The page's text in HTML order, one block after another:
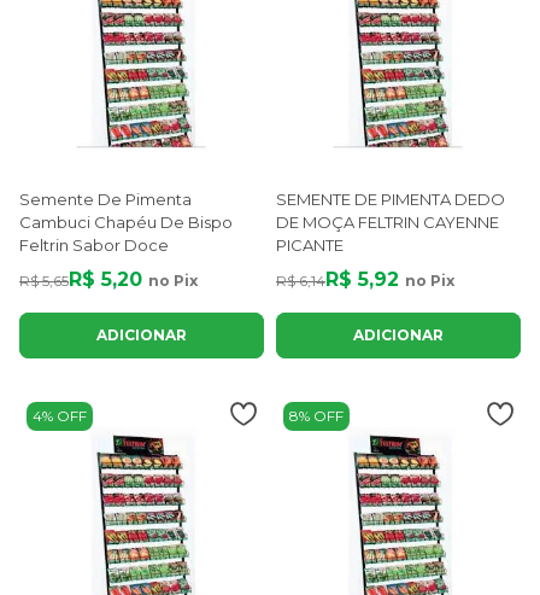
Semente De Pimenta
Cambuci Chapéu De Bispo
Feltrin Sabor Doce
R$ 5,65R$ 5,20 no Pix
ADICIONAR
SEMENTE DE PIMENTA DEDO
DE MOÇA FELTRIN CAYENNE
PICANTE
R$ 6,14R$ 5,92 no Pix
ADICIONAR
4% OFF 8% OFF